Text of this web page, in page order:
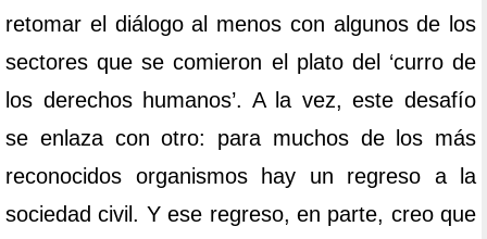
retomar el diálogo al menos con algunos de los
sectores que se comieron el plato del ‘curro de
los derechos humanos’. A la vez, este desafío
se enlaza con otro: para muchos de los más
reconocidos organismos hay un regreso a la
sociedad civil. Y ese regreso, en parte, creo que